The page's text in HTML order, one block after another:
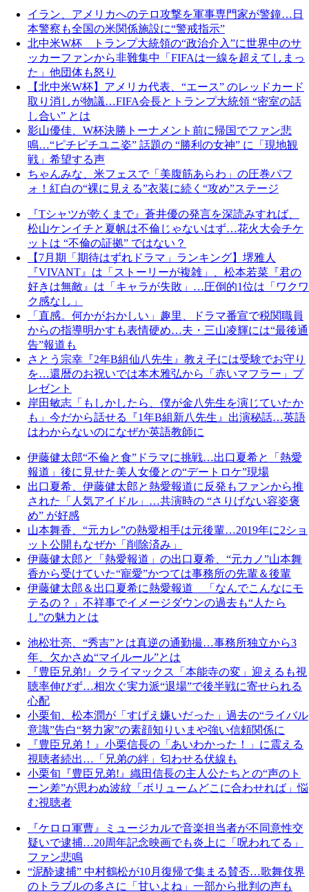
イラン、アメリカへのテロ攻撃を軍事専門家が警鐘…日
本警察も全国の米関係施設に“警戒指示”
北中米W杯 トランプ大統領の“政治介入”に世界中のサ
ッカーファンから非難集中「FIFAは一線を超えてしまっ
た」他団体も怒り
【北中米W杯】アメリカ代表、“エース” のレッドカード
取り消しが物議…FIFA会長とトランプ大統領 “密室の話
し合い” とは
影山優佳、W杯決勝トーナメント前に帰国でファン悲
鳴…“ピチピチユニ姿” 話題の “勝利の女神” に「現地観
戦」希望する声
ちゃんみな、米フェスで「美腹筋あらわ」の圧巻パフ
ォ！紅白の“裸に見える”衣装に続く“攻め”ステージ
『Tシャツが乾くまで』蒼井優の発言を深読みすれば、
松山ケンイチと夏帆は不倫じゃないはず…花火大会チケ
ットは “不倫の証拠” ではない？
【7月期「期待はずれドラマ」ランキング】堺雅人
『VIVANT』は「ストーリーが複雑」、松本若菜『君の
好きは無敵』は「キャラが失敗」…圧倒的1位は「ワクワ
ク感なし」
「直感。何かがおかしい」趣里、ドラマ番宣で税関職員
からの指導明かすも表情硬め…夫・三山凌輝には“最後通
告”報道も
さとう宗幸『2年B組仙八先生』教え子には受験でお守り
を…還暦のお祝いでは本木雅弘から「赤いマフラー」プ
レゼント
岸田敏志「もしかしたら、僕が金八先生を演じていたか
も」今だから話せる『1年B組新八先生』出演秘話…英語
はわからないのになぜか英語教師に
伊藤健太郎“不倫と食”ドラマに挑戦…出口夏希と「熱愛
報道」後に見せた美人女優との“デートロケ”現場
出口夏希、伊藤健太郎と熱愛報道に反発もファンから推
された「人気アイドル」…共演時の “さりげない容姿褒
め” が好感
山本舞香、“元カレ”の熱愛相手は元後輩…2019年に2ショ
ット公開もなぜか「削除済み」
伊藤健太郎と「熱愛報道」の出口夏希、“元カノ”山本舞
香から受けていた“寵愛”かつては事務所の先輩＆後輩
伊藤健太郎＆出口夏希に熱愛報道 「なんでこんなにモ
テるの？」不祥事でイメージダウンの過去も“人たら
し”の魅力とは
池松壮亮、“秀吉”とは真逆の通勤撮…事務所独立から3
年、欠かさぬ“マイルール”とは
『豊臣兄弟!』クライマックス「本能寺の変」迎えるも視
聴率伸びず…相次ぐ実力派“退場”で後半戦に寄せられる
心配
小栗旬、松本潤が「すげえ嫌いだった」過去の“ライバル
意識”告白“努力家”の素顔知りいまや強い信頼関係に
『豊臣兄弟！』小栗信長の「あいわかった！」に震える
視聴者続出…「兄弟の絆」匂わせる伏線も
小栗旬『豊臣兄弟!』織田信長の主人公たちとの“声のト
ーン差”が思わぬ波紋「ボリュームどこに合わせれば」悩
む視聴者
『ケロロ軍曹』ミュージカルで音楽担当者が不同意性交
疑いで逮捕…20周年記念映画でも炎上に「呪われてる」
ファン悲鳴
“泥酔逮捕” 中村鶴松が10月復帰で集まる賛否…歌舞伎界
のトラブルの多さに「甘いよね」一部から批判の声も